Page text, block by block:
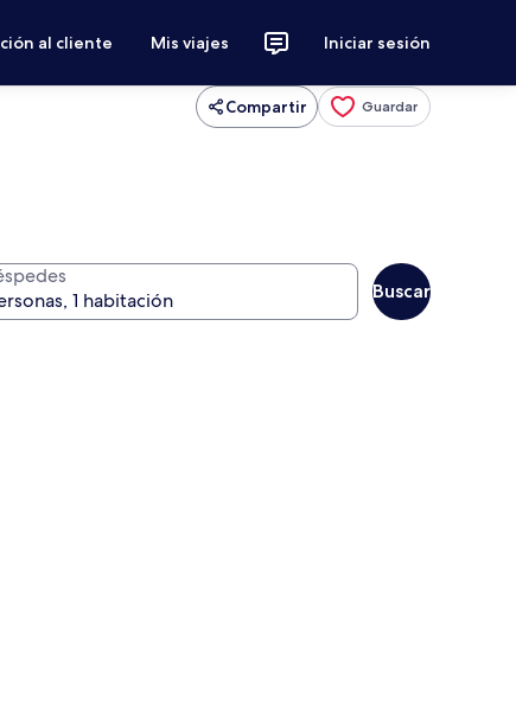
al cliente Mis viajes Iniciar sesión
Compartir Guardar
Buscar